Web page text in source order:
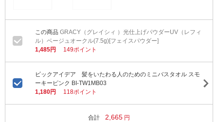
GRACY（グレイシィ ）光仕上げパウダーUV（レフィ
ル）ベージュオークル(7.5g)[フェイスパウダー]
1,485円
149ポイント
ビックアイデア 髪をいたわる人のためのミニバスタオル スモ
ーキーピンク BI-TW1MB03
1,180円
118ポイント
合計 2,665 円